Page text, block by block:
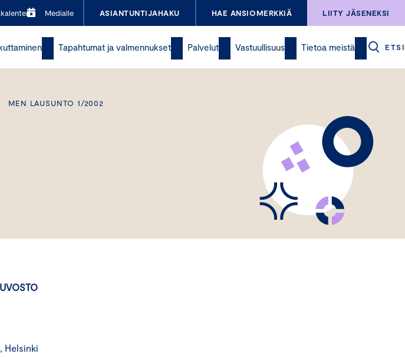
Medialle ASIANTUNTIJAHAKU HAE ANSIOMERKKIÄ LIITY JÄSENEKSI
Tapahtumat ja valmennukset Palvelut Vastuullisuus Tietoa meistä ETSI
MEN LAUSUNTO 1/2002
Helsinki